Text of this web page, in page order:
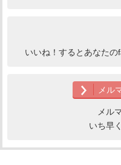
いいね！するとあなたの
メル
メル
いち早